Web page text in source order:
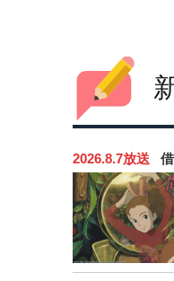
2026.8.7放送